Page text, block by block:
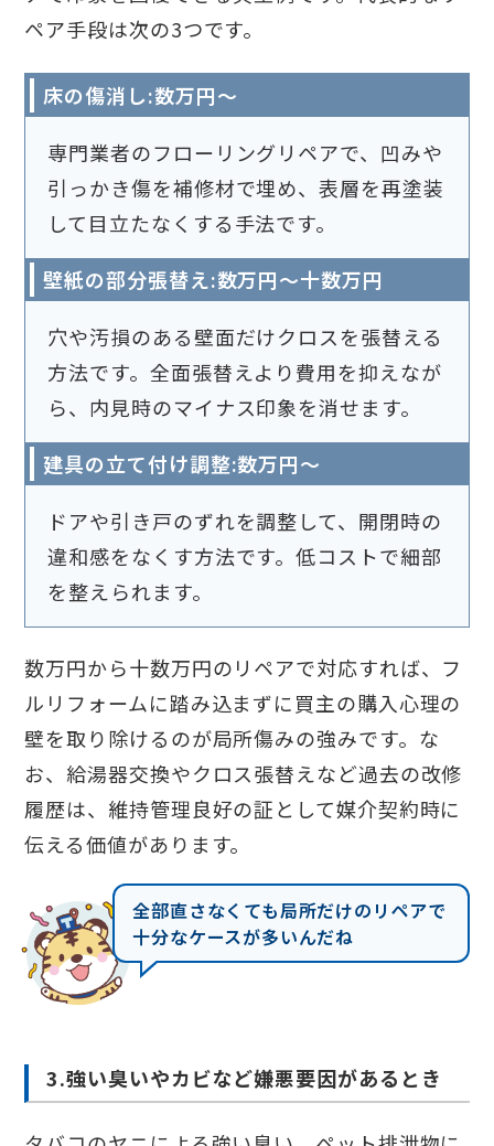
ペア手段は次の3つです。
床の傷消し:数万円〜
専門業者のフローリングリペアで、凹みや
引っかき傷を補修材で埋め、表層を再塗装
して目立たなくする手法です。
壁紙の部分張替え:数万円〜十数万円
穴や汚損のある壁面だけクロスを張替える
方法です。全面張替えより費用を抑えなが
ら、内見時のマイナス印象を消せます。
建具の立て付け調整:数万円〜
ドアや引き戸のずれを調整して、開閉時の
違和感をなくす方法です。低コストで細部
を整えられます。
数万円から十数万円のリペアで対応すれば、フ
ルリフォームに踏み込まずに買主の購入心理の
壁を取り除けるのが局所傷みの強みです。な
お、給湯器交換やクロス張替えなど過去の改修
履歴は、維持管理良好の証として媒介契約時に
伝える価値があります。
全部直さなくても局所だけのリペアで
十分なケースが多いんだね
3.強い臭いやカビなど嫌悪要因があるとき